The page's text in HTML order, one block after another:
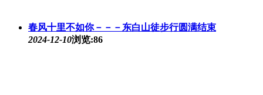
春风十里不如你－－－东白山徒步行圆满结束
2024-12-10浏览:86